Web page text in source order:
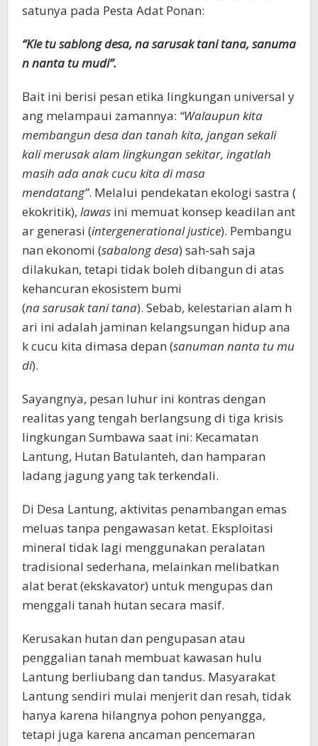
satunya pada Pesta Adat Ponan:
“Kle tu sablong desa, na sarusak tani tana, sanuma
n nanta tu mudi”.
Bait ini berisi pesan etika lingkungan universal y
ang melampaui zamannya: “Walaupun kita
membangun desa dan tanah kita, jangan sekali
kali merusak alam lingkungan sekitar, ingatlah
masih ada anak cucu kita di masa
mendatang”. Melalui pendekatan ekologi sastra (
ekokritik), lawas ini memuat konsep keadilan ant
ar generasi (intergenerational justice). Pembangu
nan ekonomi (sabalong desa) sah-sah saja
dilakukan, tetapi tidak boleh dibangun di atas
kehancuran ekosistem bumi
(na sarusak tani tana). Sebab, kelestarian alam h
ari ini adalah jaminan kelangsungan hidup ana
k cucu kita dimasa depan (sanuman nanta tu mu
di).
Sayangnya, pesan luhur ini kontras dengan
realitas yang tengah berlangsung di tiga krisis
lingkungan Sumbawa saat ini: Kecamatan
Lantung, Hutan Batulanteh, dan hamparan
ladang jagung yang tak terkendali.
Di Desa Lantung, aktivitas penambangan emas
meluas tanpa pengawasan ketat. Eksploitasi
mineral tidak lagi menggunakan peralatan
tradisional sederhana, melainkan melibatkan
alat berat (ekskavator) untuk mengupas dan
menggali tanah hutan secara masif.
Kerusakan hutan dan pengupasan atau
penggalian tanah membuat kawasan hulu
Lantung berliubang dan tandus. Masyarakat
Lantung sendiri mulai menjerit dan resah, tidak
hanya karena hilangnya pohon penyangga,
tetapi juga karena ancaman pencemaran